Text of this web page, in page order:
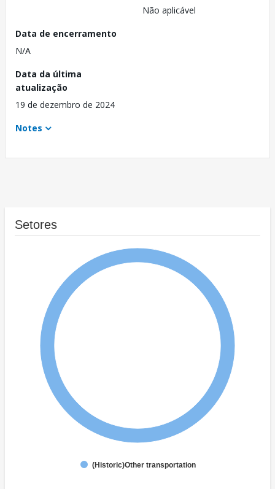
Não aplicável
Data de encerramento
N/A
Data da última
atualização
19 de dezembro de 2024
Notes
Setores
(Historic)Other transportation